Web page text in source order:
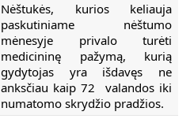
Nėštukės, kurios keliauja
paskutiniame nėštumo
mėnesyje privalo turėti
medicininę pažymą, kurią
gydytojas yra išdavęs ne
anksčiau kaip 72 valandos iki
numatomo skrydžio pradžios.